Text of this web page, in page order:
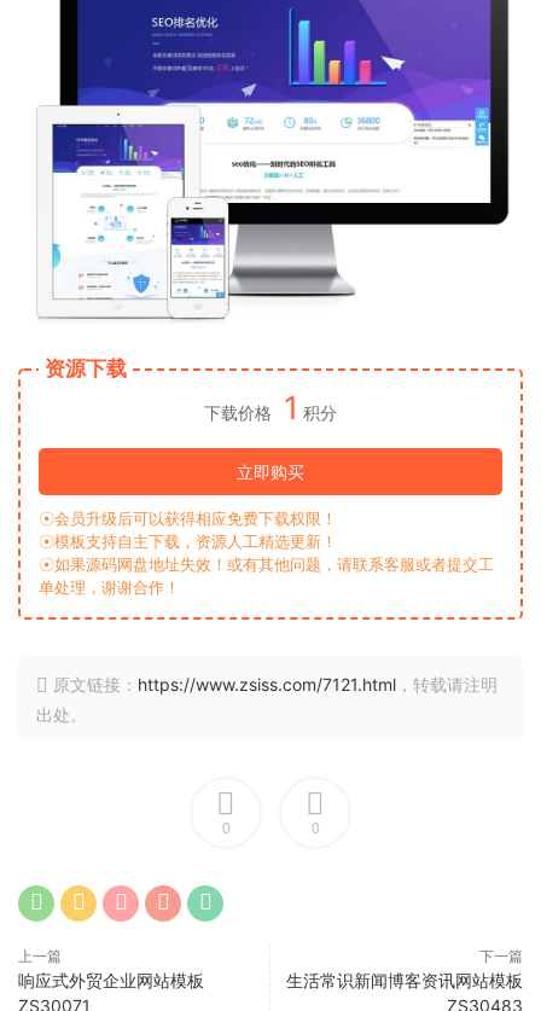
资源下载
下载价格 1 积分
立即购买
☉会员升级后可以获得相应免费下载权限！
☉模板支持自主下载，资源人工精选更新！
☉如果源码网盘地址失效！或有其他问题，请联系客服或者提交工
单处理，谢谢合作！
原文链接： https://www.zsiss.com/7121.html ，转载请注明
出处。
0 0
上一篇
响应式外贸企业网站模板
ZS30071
下一篇
生活常识新闻博客资讯网站模板
ZS30483